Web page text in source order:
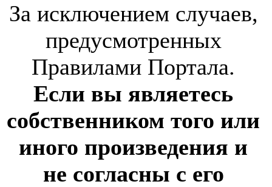
За исключением случаев,
предусмотренных
Правилами Портала.
Если вы являетесь
собственником того или
иного произведения и
не согласны с его